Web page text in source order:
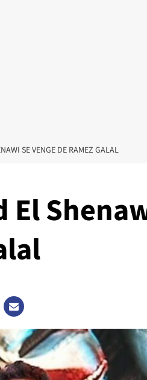
SE VENGE DE RAMEZ GALAL
El